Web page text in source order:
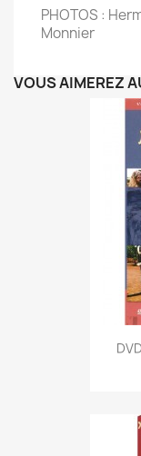
PHOTOS :
Monnier
VOUS AIMEREZ